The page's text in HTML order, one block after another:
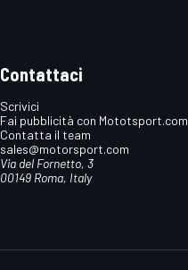
Contattaci
Scrivici
Fai pubblicità con Mototsport.com
Contatta il team
sales@motorsport.com
Via del Fornetto, 3
00149 Roma, Italy